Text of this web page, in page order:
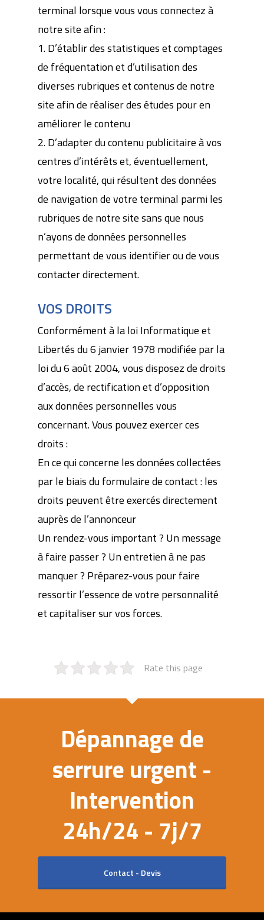
terminal lorsque vous vous connectez à
notre site afin :
1. D’établir des statistiques et comptages
de fréquentation et d’utilisation des
diverses rubriques et contenus de notre
site afin de réaliser des études pour en
améliorer le contenu
2. D’adapter du contenu publicitaire à vos
centres d’intérêts et, éventuellement,
votre localité, qui résultent des données
de navigation de votre terminal parmi les
rubriques de notre site sans que nous
n’ayons de données personnelles
permettant de vous identifier ou de vous
contacter directement.
VOS DROITS
Conformément à la loi Informatique et
Libertés du 6 janvier 1978 modifiée par la
loi du 6 août 2004, vous disposez de droits
d’accès, de rectification et d’opposition
aux données personnelles vous
concernant. Vous pouvez exercer ces
droits :
En ce qui concerne les données collectées
par le biais du formulaire de contact : les
droits peuvent être exercés directement
auprès de l’annonceur
Un rendez-vous important ? Un message
à faire passer ? Un entretien à ne pas
manquer ? Préparez-vous pour faire
ressortir l’essence de votre personnalité
et capitaliser sur vos forces.
Rate this page
Dépannage de
serrure urgent -
Intervention
24h/24 - 7j/7
Contact - Devis